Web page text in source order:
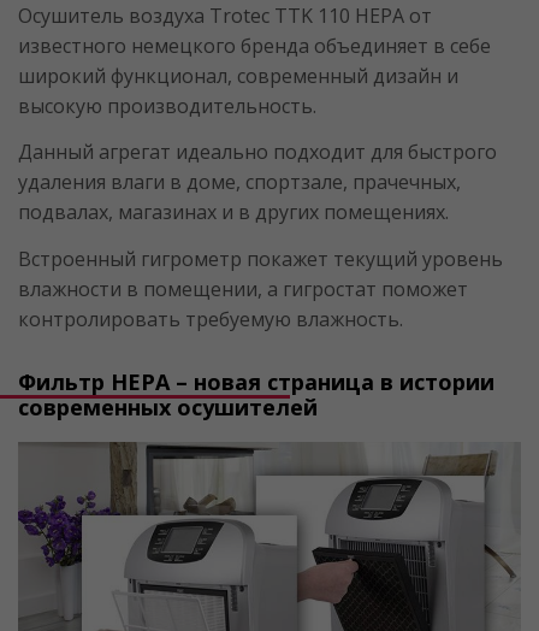
Осушитель воздуха Trotec TTK 110 HЕРА от
известного немецкого бренда объединяет в себе
широкий функционал, современный дизайн и
высокую производительность.
Данный агрегат идеально подходит для быстрого
удаления влаги в доме, спортзале, прачечных,
подвалах, магазинах и в других помещениях.
Встроенный гигрометр покажет текущий уровень
влажности в помещении, а гигростат поможет
контролировать требуемую влажность.
Фильтр НЕРА – новая страница в истории
современных осушителей